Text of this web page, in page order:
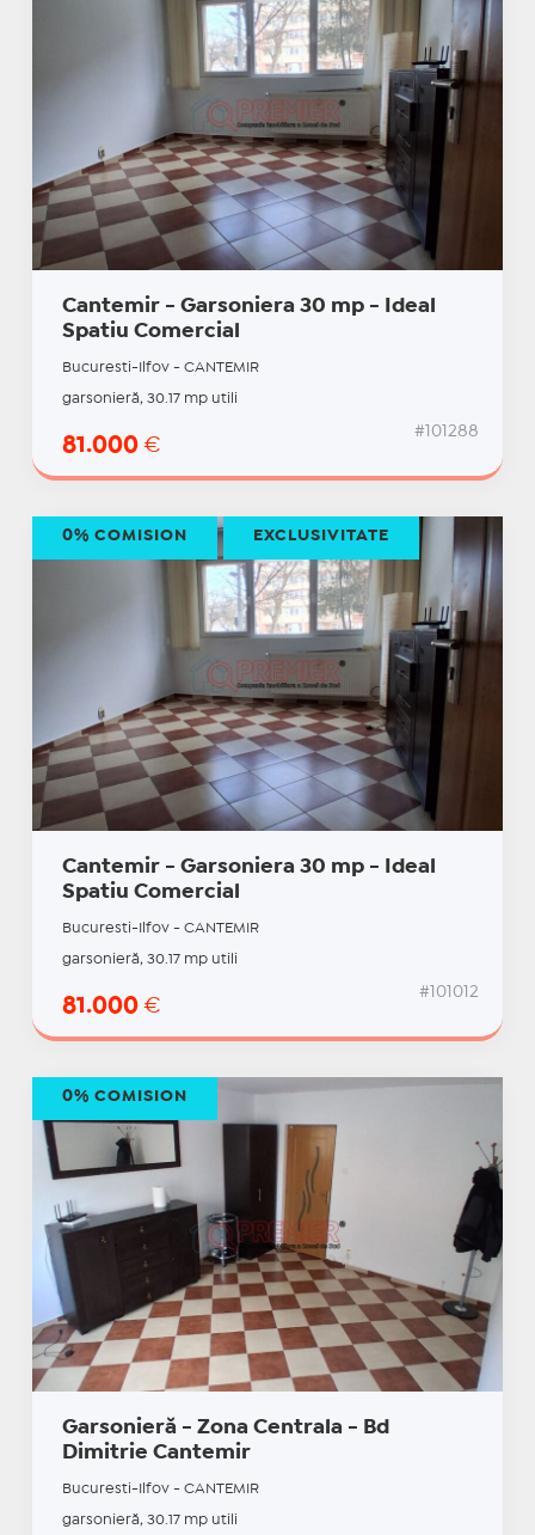
Cantemir - Garsoniera 30 mp - Ideal
Spatiu Comercial
Bucuresti-Ilfov - CANTEMIR
garsonieră, 30.17 mp utili
81.000 €
#101288
Cantemir - Garsoniera 30 mp - Ideal
Spatiu Comercial
Bucuresti-Ilfov - CANTEMIR
garsonieră, 30.17 mp utili
81.000 €
#101012
0% COMISION EXCLUSIVITATE
Garsonieră - Zona Centrala - Bd
Dimitrie Cantemir
Bucuresti-Ilfov - CANTEMIR
garsonieră, 30.17 mp utili
0% COMISION